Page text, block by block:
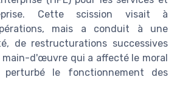
Cette scission visait à
mais a conduit à une
de restructurations successives
d'œuvre qui a affecté le moral
perturbé le fonctionnement des